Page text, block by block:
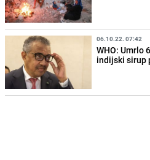
06.10.22. 07:42
WHO: Umrlo
indijski sirup